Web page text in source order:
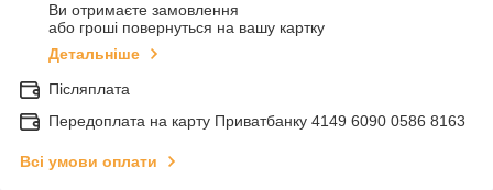
Ви отримаєте замовлення
або гроші повернуться на вашу картку
Детальніше
Післяплата
Передоплата на карту Приватбанку 4149 6090 0586 8163
Всі умови оплати